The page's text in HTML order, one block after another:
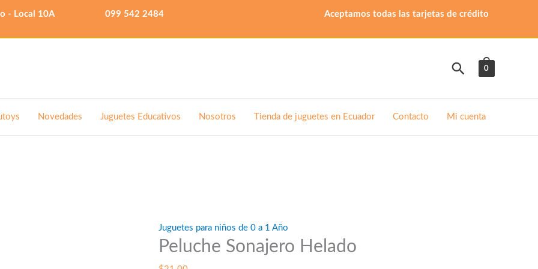
- Local 10A 099 542 2484 Aceptamos todas las tarjetas de crédito
Buscar
0
Novedades Juguetes Educativos Nosotros Tienda de juguetes en Ecuador Contacto Mi cuenta
Juguetes para niños de 0 a 1 Año
Peluche Sonajero Helado